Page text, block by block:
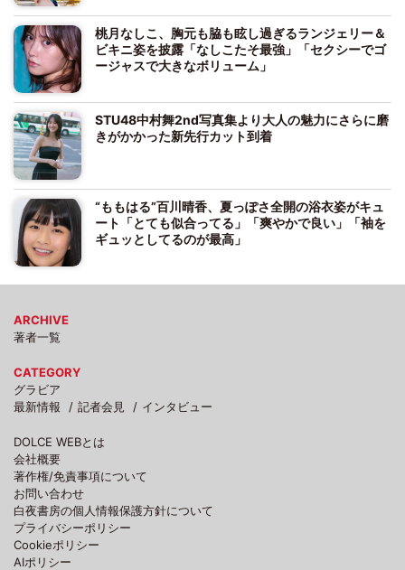
桃月なしこ、胸元も脇も眩し過ぎるランジェリー＆
ビキニ姿を披露「なしこたそ最強」「セクシーでゴ
ージャスで大きなボリューム」
STU48中村舞2nd写真集より大人の魅力にさらに磨
きがかかった新先行カット到着
“ももはる”百川晴香、夏っぽさ全開の浴衣姿がキュ
ート「とても似合ってる」「爽やかで良い」「袖を
ギュッとしてるのが最高」
ARCHIVE
著者一覧
CATEGORY
グラビア
最新情報
記者会見 インタビュー
DOLCE WEBとは
会社概要
著作権/免責事項について
お問い合わせ
白夜書房の個人情報保護方針について
プライバシーポリシー
Cookieポリシー
AIポリシー